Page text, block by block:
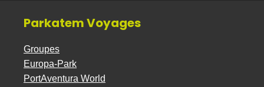
Parkatem Voyages
Groupes
Europa-Park
PortAventura World